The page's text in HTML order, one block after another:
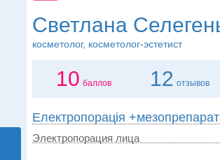
Светлана
косметолог, косметолог-эстетист
10 баллов 12 отзывов
Електропорація +мезопрепарат
Электропорация лица